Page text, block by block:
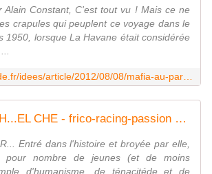
Alain Constant, C'est tout vu ! Mais ce ne
crapules qui peuplent ce voyage dans le
1950, lorsque La Havane était considérée
SODERBERGH...EL CHE - frico-racing-passion moto
Entré dans l'histoire et broyée par elle,
pour nombre de jeunes (et de moins
d'humanisme, de ténacitéde et de